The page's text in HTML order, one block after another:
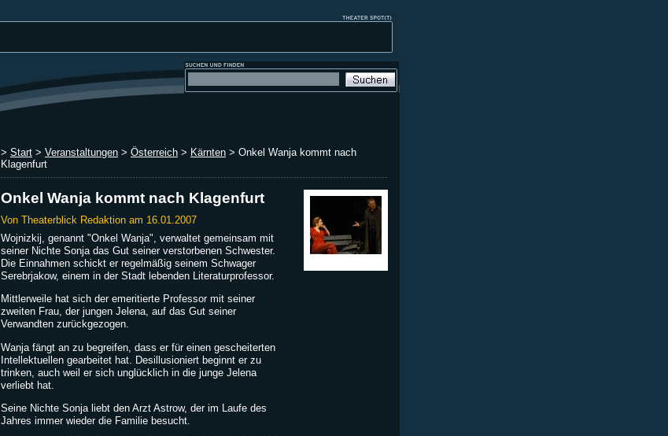
> Start > Veranstaltungen > Österreich > Kärnten > Onkel Wanja kommt nach
Klagenfurt
Onkel Wanja kommt nach Klagenfurt
Von Theaterblick Redaktion am 16.01.2007
Wojnizkij, genannt "Onkel Wanja", verwaltet gemeinsam mit
seiner Nichte Sonja das Gut seiner verstorbenen Schwester.
Die Einnahmen schickt er regelmäßig seinem Schwager
Serebrjakow, einem in der Stadt lebenden Literaturprofessor.
Mittlerweile hat sich der emeritierte Professor mit seiner
zweiten Frau, der jungen Jelena, auf das Gut seiner
Verwandten zurückgezogen.
Wanja fängt an zu begreifen, dass er für einen gescheiterten
Intellektuellen gearbeitet hat. Desillusioniert beginnt er zu
trinken, auch weil er sich unglücklich in die junge Jelena
verliebt hat.
Seine Nichte Sonja liebt den Arzt Astrow, der im Laufe des
Jahres immer wieder die Familie besucht.